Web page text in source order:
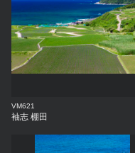
VM621
袖志 棚田